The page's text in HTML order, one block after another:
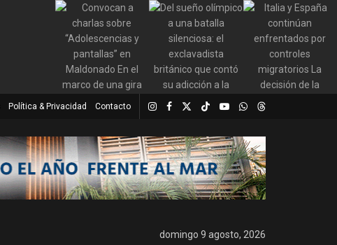
Política & Privacidad Contacto
domingo 9 agosto, 2026